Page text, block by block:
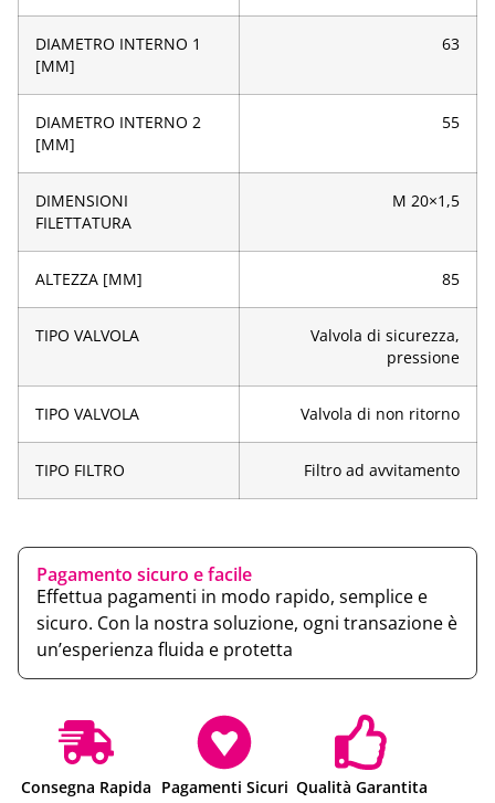
DIAMETRO INTERNO 1
[MM]
63
DIAMETRO INTERNO 2
[MM]
55
DIMENSIONI
FILETTATURA
M 20×1,5
ALTEZZA [MM] 85
TIPO VALVOLA
Valvola di sicurezza,
pressione
TIPO VALVOLA Valvola di non ritorno
TIPO FILTRO Filtro ad avvitamento
Pagamento sicuro e facile
Effettua pagamenti in modo rapido, semplice e
sicuro. Con la nostra soluzione, ogni transazione è
un’esperienza fluida e protetta
Consegna Rapida Pagamenti Sicuri Qualità Garantita